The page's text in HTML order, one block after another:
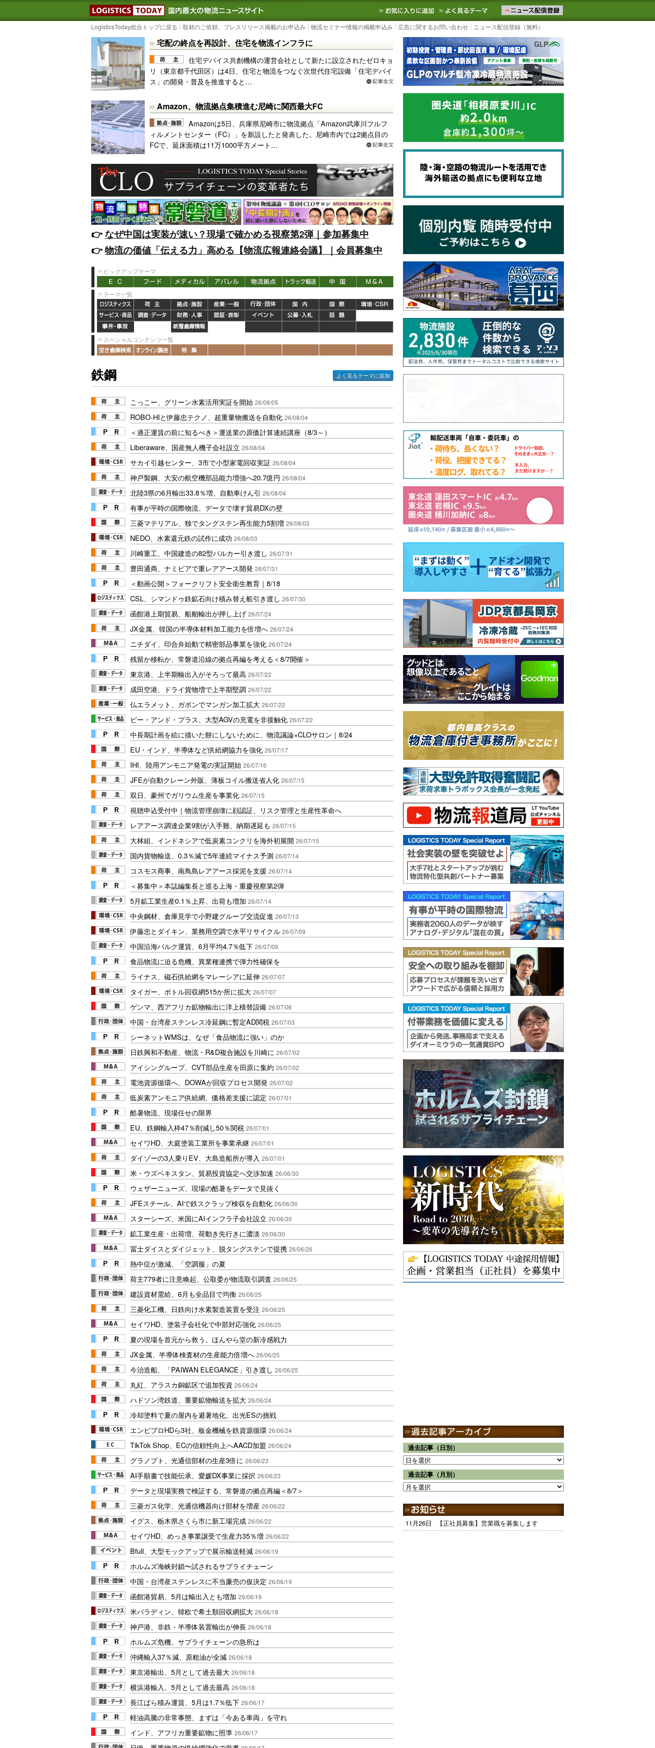
LOGISTICS TODAY｜国内最大の物流ニュースサイト3PL, SCMなど国内外の最新の物流ニュースをお届けします。物流ニュースメール配信を登録す
お気に入りに追加 よく見るテーマ
LogisticsToday総合トップに戻る 取材のご依頼、プレスリリース掲載のお申込み 物流セミナー情報の掲載申込み 広告に関するお問い合わせ ニュース配信登録（無料）
宅配の終点を再設計、住宅を物流インフラに
住宅デバイス共創機構の運営会社として新たに設立されたゼロキョ
リ（東京都千代田区）は4日、住宅と物流をつなぐ次世代住宅設備「住宅デバイ
ス」の開発・普及を推進すると…
Amazon、物流拠点集積進む尼崎に関西最大FC
Amazonは5日、兵庫県尼崎市に物流拠点「Amazon武庫川フルフ
ィルメントセンター（FC）」を新設したと発表した。尼崎市内では2拠点目の
FCで、延床面積は11万1000平方メート…
👉️なぜ中国は実装が速い？現場で確かめる視察第2弾｜参加募集中
👉️物流の価値「伝える力」高める【物流広報連絡会議】｜会員募集中
ピックアップテーマ
テーマ一覧
スペシャルコンテンツ一覧
鉄鋼 よく見るテーマに追加
こっこー、グリーン水素活用実証を開始 26/08/05
ROBO-HIと伊藤忠テクノ、超重量物搬送を自動化 26/08/04
＜適正運賃の前に知るべき＞運送業の原価計算連続講座（8/3～）
Liberaware、国産無人機子会社設立 26/08/04
サカイ引越センター、3市で小型家電回収実証 26/08/04
神戸製鋼、大安の航空機部品能力増強へ20.7億円 26/08/04
北陸3県の6月輸出33.8％増、自動車けん引 26/08/04
有事が平時の国際物流、データで壊す貿易DXの壁
三菱マテリアル、独でタングステン再生能力5割増 26/08/03
NEDO、水素還元鉄の試作に成功 26/08/03
川崎重工、中国建造の82型バルカー引き渡し 26/07/31
豊田通商、ナミビアで重レアアース開発 26/07/31
＜動画公開＞フォークリフト安全衛生教育｜8/18
CSL、シマンドゥ鉄鉱石向け積み替え船引き渡し 26/07/30
函館港上期貿易、船舶輸出が押し上げ 26/07/24
JX金属、韓国の半導体材料加工能力を倍増へ 26/07/24
ニチダイ、印合弁始動で精密部品事業を強化 26/07/24
残留か移転か、常磐道沿線の拠点再編を考える＜8/7開催＞
東京港、上半期輸出入がそろって最高 26/07/22
成田空港、ドライ貨物増で上半期堅調 26/07/22
仏エラメット、ガボンでマンガン加工拡大 26/07/22
ビー・アンド・プラス、大型AGVの充電を非接触化 26/07/22
中長期計画を絵に描いた餅にしないために、物流議論×CLOサロン｜8/24
EU・インド、半導体など供給網協力を強化 26/07/17
IHI、陸用アンモニア発電の実証開始 26/07/16
JFEが自動クレーン外販、薄板コイル搬送省人化 26/07/15
双日、豪州でガリウム生産を事業化 26/07/15
視聴申込受付中｜物流管理崩壊に顔認証、リスク管理と生産性革命へ
レアアース調達企業9割が入手難、納期遅延も 26/07/15
大林組、インドネシアで低炭素コンクリを海外初展開 26/07/15
国内貨物輸送、0.3％減で5年連続マイナス予測 26/07/14
コスモス商事、南鳥島レアアース採泥を支援 26/07/14
＜募集中＞本誌編集長と巡る上海・重慶視察第2弾
5月鉱工業生産0.1％上昇、出荷も増加 26/07/14
中央鋼材、倉庫見学で小野建グループ交流促進 26/07/13
伊藤忠とダイキン、業務用空調で水平リサイクル 26/07/09
中国沿海バルク運賃、6月平均4.7％低下 26/07/09
食品物流に迫る危機、異業種連携で弾力性確保を
ライナス、磁石供給網をマレーシアに延伸 26/07/07
タイガー、ボトル回収網515か所に拡大 26/07/07
ゲンマ、西アフリカ鉱物輸出に洋上積替設備 26/07/06
中国・台湾産ステンレス冷延鋼に暫定AD関税 26/07/03
シーネットWMSは、なぜ「食品物流に強い」のか
日鉄興和不動産、物流・R&D複合施設を川崎に 26/07/02
アイシングループ、CVT部品生産を田原に集約 26/07/02
電池資源循環へ、DOWAが回収プロセス開発 26/07/02
低炭素アンモニア供給網、価格差支援に認定 26/07/01
酷暑物流、現場任せの限界
EU、鉄鋼輸入枠47％削減し50％関税 26/07/01
セイワHD、大庭塗装工業所を事業承継 26/07/01
ダイゾーの3人乗りEV、大島造船所が導入 26/07/01
米・ウズベキスタン、貿易投資協定へ交渉加速 26/06/30
ウェザーニューズ、現場の酷暑をデータで見抜く
JFEスチール、AIで鉄スクラップ検収を自動化 26/06/30
スターシーズ、米国にAIインフラ子会社設立 26/06/30
鉱工業生産・出荷増、荷動き先行きに濃淡 26/06/30
冨士ダイスとダイジェット、脱タングステンで提携 26/06/26
熱中症が激減、「空調服」の夏
荷主779者に注意喚起、公取委が物流取引調査 26/06/25
建設資材需給、6月も全品目で均衡 26/06/25
三菱化工機、日鉄向け水素製造装置を受注 26/06/25
セイワHD、塗装子会社化で中部対応強化 26/06/25
夏の現場を首元から救う、ほんやら堂の新冷感戦力
JX金属、半導体検査材の生産能力倍増へ 26/06/25
今治造船、「PAIWAN ELEGANCE」引き渡し 26/06/25
丸紅、アラスカ銅鉱区で追加投資 26/06/24
ハドソン湾鉄道、重要鉱物輸送を拡大 26/06/24
冷却塗料で夏の屋内を避暑地化、出光ESの挑戦
エンビプロHDら3社、板金機械を鉄資源循環 26/06/24
TikTok Shop、ECの信頼性向上へAACD加盟 26/06/24
グラノプト、光通信部材の生産3倍に 26/06/23
AI手順書で技能伝承、愛媛DX事業に採択 26/06/23
データと現場実務で検証する、常磐道の拠点再編＜8/7＞
三菱ガス化学、光通信機器向け部材を増産 26/06/22
イグス、栃木県さくら市に新工場完成 26/06/22
セイワHD、めっき事業譲受で生産力35％増 26/06/22
Bfull、大型モックアップで展示輸送軽減 26/06/19
ホルムズ海峡封鎖〜試されるサプライチェーン
中国・台湾産ステンレスに不当廉売の仮決定 26/06/19
函館港貿易、5月は輸出入とも増加 26/06/19
米パラディン、韓欧で希土類回収網拡大 26/06/18
神戸港、非鉄・半導体装置輸出が伸長 26/06/18
ホルムズ危機、サプライチェーンの急所は
沖縄輸入37％減、原粗油が全減 26/06/18
東京港輸出、5月として過去最大 26/06/18
横浜港輸入、5月として過去最高 26/06/18
長江ばら積み運賃、5月は1.7％低下 26/06/17
軽油高騰の非常事態、まずは「今ある車両」を守れ
インド、アフリカ重要鉱物に照準 26/06/17
過去記事（日別）
過去記事（月別）
11月26日 【正社員募集】営業職を募集します